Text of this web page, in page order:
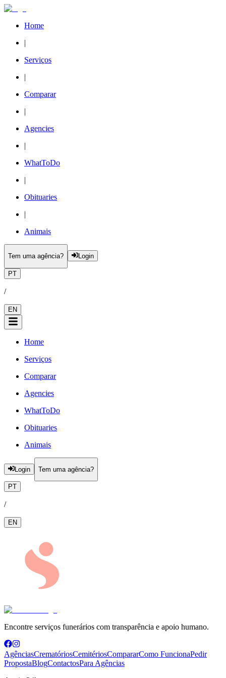
Home
|
Serviços
|
Comparar
|
Agencies
|
WhatToDo
|
Obituaries
|
Animais
Tem uma agência? Login
PT
/
EN
Home
Serviços
Comparar
Agencies
WhatToDo
Obituaries
Animais
Login Tem uma agência?
PT
/
EN
Encontre serviços funerários com transparência e apoio humano.
AgênciasCrematóriosCemitériosCompararComo FuncionaPedir
PropostaBlogContactosPara Agências